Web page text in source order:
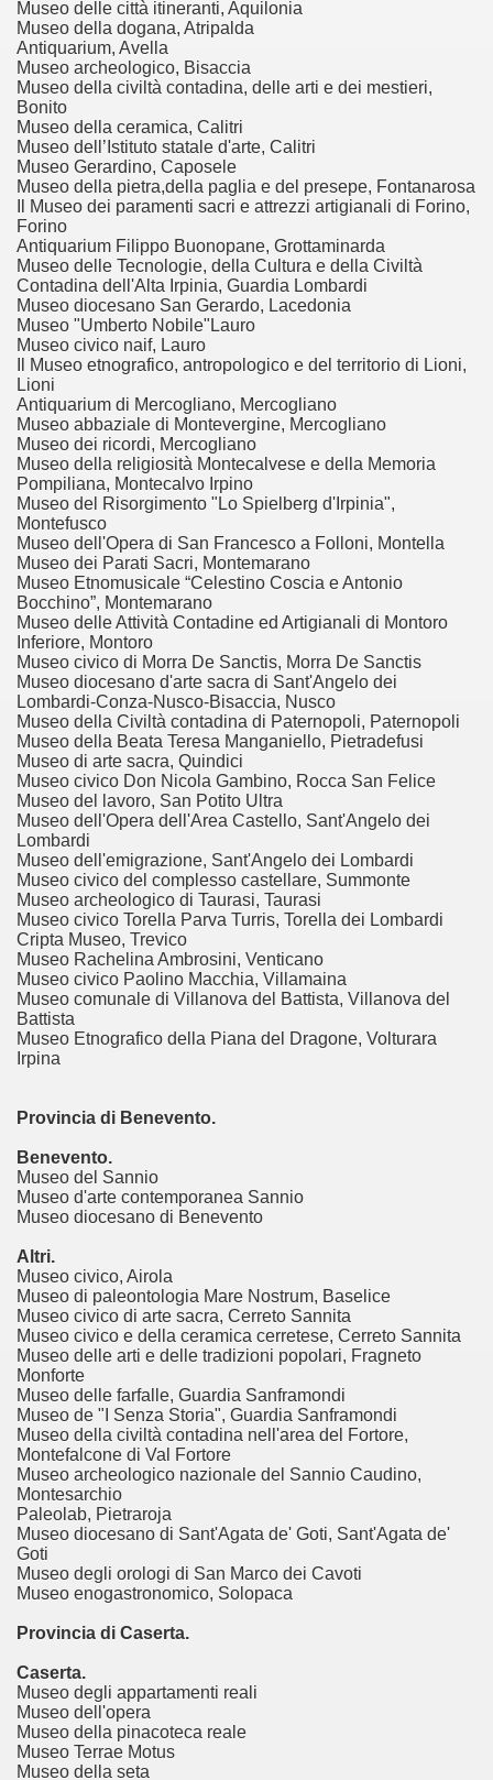
Museo delle città itineranti, Aquilonia
Museo della dogana, Atripalda
Antiquarium, Avella
Museo archeologico, Bisaccia
Museo della civiltà contadina, delle arti e dei mestieri,
Bonito
Museo della ceramica, Calitri
Museo dell’Istituto statale d'arte, Calitri
Museo Gerardino, Caposele
Museo della pietra,della paglia e del presepe, Fontanarosa
Il Museo dei paramenti sacri e attrezzi artigianali di Forino,
Forino
Antiquarium Filippo Buonopane, Grottaminarda
Museo delle Tecnologie, della Cultura e della Civiltà
Contadina dell'Alta Irpinia, Guardia Lombardi
Museo diocesano San Gerardo, Lacedonia
Museo "Umberto Nobile"Lauro
Museo civico naif, Lauro
Il Museo etnografico, antropologico e del territorio di Lioni,
Lioni
Antiquarium di Mercogliano, Mercogliano
Museo abbaziale di Montevergine, Mercogliano
Museo dei ricordi, Mercogliano
Museo della religiosità Montecalvese e della Memoria
Pompiliana, Montecalvo Irpino
Museo del Risorgimento "Lo Spielberg d'Irpinia",
Montefusco
Museo dell'Opera di San Francesco a Folloni, Montella
Museo dei Parati Sacri, Montemarano
Museo Etnomusicale “Celestino Coscia e Antonio
Bocchino”, Montemarano
Museo delle Attività Contadine ed Artigianali di Montoro
Inferiore, Montoro
Museo civico di Morra De Sanctis, Morra De Sanctis
Museo diocesano d'arte sacra di Sant'Angelo dei
Lombardi-Conza-Nusco-Bisaccia, Nusco
Museo della Civiltà contadina di Paternopoli, Paternopoli
Museo della Beata Teresa Manganiello, Pietradefusi
Museo di arte sacra, Quindici
Museo civico Don Nicola Gambino, Rocca San Felice
Museo del lavoro, San Potito Ultra
Museo dell'Opera dell'Area Castello, Sant'Angelo dei
Lombardi
Museo dell'emigrazione, Sant'Angelo dei Lombardi
Museo civico del complesso castellare, Summonte
Museo archeologico di Taurasi, Taurasi
Museo civico Torella Parva Turris, Torella dei Lombardi
Cripta Museo, Trevico
Museo Rachelina Ambrosini, Venticano
Museo civico Paolino Macchia, Villamaina
Museo comunale di Villanova del Battista, Villanova del
Battista
Museo Etnografico della Piana del Dragone, Volturara
Irpina
Provincia di Benevento.
Benevento.
Museo del Sannio
Museo d'arte contemporanea Sannio
Museo diocesano di Benevento
Altri.
Museo civico, Airola
Museo di paleontologia Mare Nostrum, Baselice
Museo civico di arte sacra, Cerreto Sannita
Museo civico e della ceramica cerretese, Cerreto Sannita
Museo delle arti e delle tradizioni popolari, Fragneto
Monforte
Museo delle farfalle, Guardia Sanframondi
Museo de "I Senza Storia", Guardia Sanframondi
Museo della civiltà contadina nell'area del Fortore,
Montefalcone di Val Fortore
Museo archeologico nazionale del Sannio Caudino,
Montesarchio
Paleolab, Pietraroja
Museo diocesano di Sant'Agata de' Goti, Sant'Agata de'
Goti
Museo degli orologi di San Marco dei Cavoti
Museo enogastronomico, Solopaca
Provincia di Caserta.
Caserta.
Museo degli appartamenti reali
Museo dell'opera
Museo della pinacoteca reale
Museo Terrae Motus
Museo della seta
culturale complesso: i musei in provincia di Imperia.